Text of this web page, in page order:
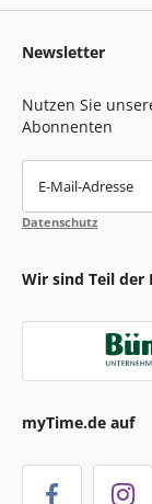
Newsletter
Nutzen Sie
Abonnenten
E-Mail-Adresse
Datenschutz
Wir sind Teil der
myTime.de auf